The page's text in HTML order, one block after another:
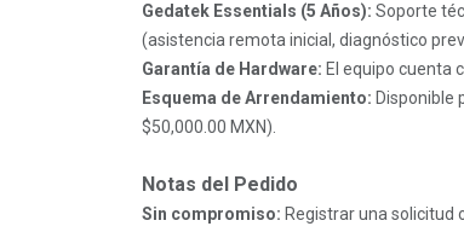
Gedatek Essentials (5 Años): Soporte
(asistencia remota inicial, diagnóstico
Garantía de Hardware: El equipo cuenta
Esquema de Arrendamiento: Disponible
$50,000.00 MXN).
Notas del Pedido
Sin compromiso: Registrar una solicitud